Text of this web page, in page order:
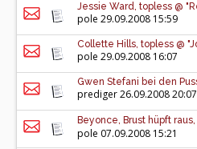
Jessie Ward, topless @
pole 29.09.2008 15:59
Collette Hills, topless @
pole 29.09.2008 16:07
Gwen Stefani bei den
prediger26.09.2008 20:07
Beyonce, Brust hüpft
pole 07.09.2008 15:21